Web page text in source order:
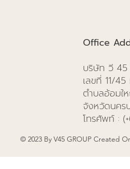
Office
บริษัท วี
เลขที่ 11/
ตำบลอ้อมใ
จังหวัดนคร
โทรศัพท์ :
© 2023 By V45 GROUP Created